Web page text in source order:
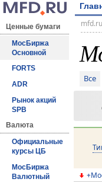
Ценные бумаги
МосБиржа
Основной
FORTS
ADR
Рынок акций
SPB
Валюта
Официальные
курсы ЦБ
МосБиржа
Валютный
mfd.ru
Все